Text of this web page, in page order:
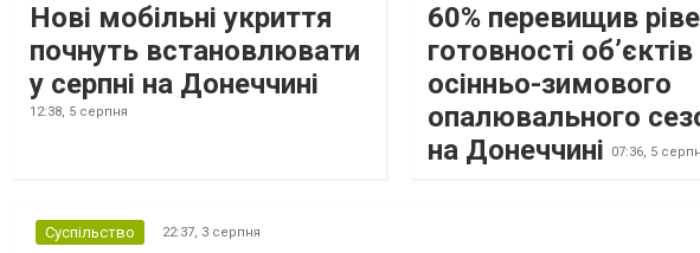
Нові мобільні укриття
почнуть встановлювати
у серпні на Донеччині
12:38, 5 серпня
60% перевищив
готовності
осінньо-зимового
опалювального
на Донеччині
07:36, 5
Суспільство 22:37, 3 серпня